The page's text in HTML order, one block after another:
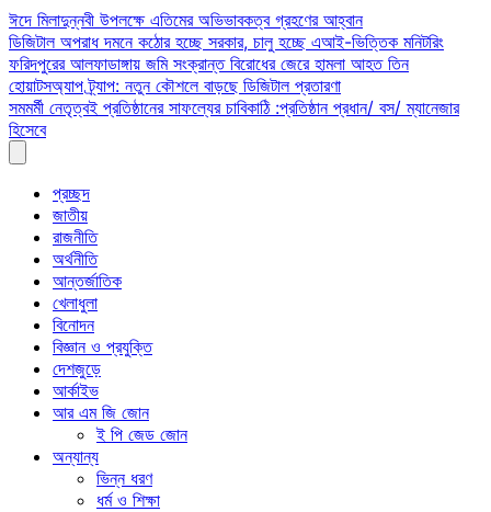
Skip
to
content
ঈদে মিলাদুন্নবী উপলক্ষে এতিমের অভিভাবকত্ব গ্রহণের আহ্বান
ডিজিটাল অপরাধ দমনে কঠোর হচ্ছে সরকার, চালু হচ্ছে এআই-ভিত্তিক মনিটরিং
ফরিদপুরের আলফাডাঙ্গায় জমি সংক্রান্ত বিরোধের জেরে হামলা আহত তিন
হোয়াটসঅ্যাপ ট্র্যাপ: নতুন কৌশলে বাড়ছে ডিজিটাল প্রতারণা
সমমর্মী নেতৃত্বই প্রতিষ্ঠানের সাফল্যের চাবিকাঠি :প্রতিষ্ঠান প্রধান/ বস/ ম্যানেজার
হিসেবে
প্রচ্ছদ
জাতীয়
রাজনীতি
অর্থনীতি
আন্তর্জাতিক
খেলাধুলা
বিনোদন
বিজ্ঞান ও প্রযুক্তি
দেশজুড়ে
আর্কাইভ
আর এম জি জোন
ই পি জেড জোন
অন্যান্য
ভিন্ন ধরণ
ধর্ম ও শিক্ষা